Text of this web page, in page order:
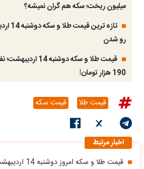
میلیون ریخت؛ سکه هم گران نمیشه؟
تازه
رو شدن
قیمت طلا و سکه
190 هزار تومان!
قیمت طلا قیمت سکه
اخبار مرتبط
قیمت طلا و سکه امروز دوشنبه 14 اردیبهشت؛ بازار حباب دارد؟